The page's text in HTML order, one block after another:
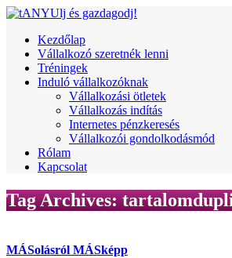
Kezdőlap
Vállalkozó szeretnék lenni
Tréningek
Induló vállalkozóknak
Vállalkozási ötletek
Vállalkozás indítás
Internetes pénzkeresés
Vállalkozói gondolkodásmód
Rólam
Kapcsolat
Tag Archives:
MÁSolásról MÁSképp